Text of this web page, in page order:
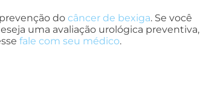
do câncer de bexiga. Se você
uma avaliação urológica preventiva,
fale com seu médico.